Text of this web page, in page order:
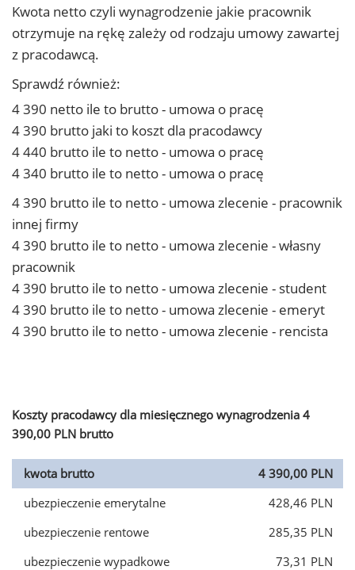
Kwota netto czyli wynagrodzenie jakie pracownik
otrzymuje na rękę zależy od rodzaju umowy zawartej
z pracodawcą.
Sprawdź również:
4 390 netto ile to brutto - umowa o pracę
4 390 brutto jaki to koszt dla pracodawcy
4 440 brutto ile to netto - umowa o pracę
4 340 brutto ile to netto - umowa o pracę
4 390 brutto ile to netto - umowa zlecenie - pracownik
innej firmy
4 390 brutto ile to netto - umowa zlecenie - własny
pracownik
4 390 brutto ile to netto - umowa zlecenie - student
4 390 brutto ile to netto - umowa zlecenie - emeryt
4 390 brutto ile to netto - umowa zlecenie - rencista
Koszty pracodawcy dla miesięcznego wynagrodzenia 4
390,00 PLN brutto
kwota brutto
4 390,00 PLN
ubezpieczenie emerytalne
428,46 PLN
ubezpieczenie rentowe
285,35 PLN
ubezpieczenie wypadkowe
73,31 PLN